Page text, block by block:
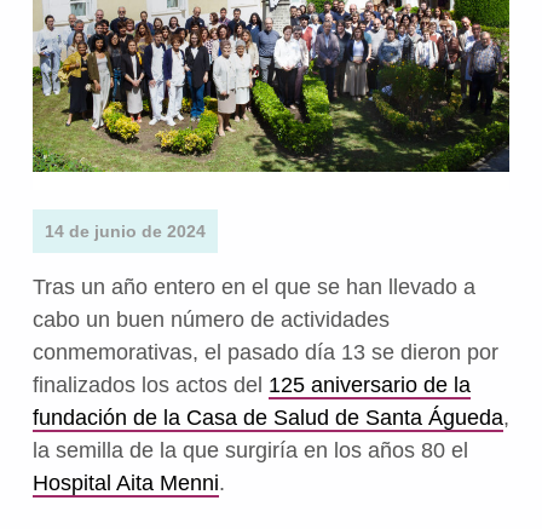
14 de junio de 2024
Tras un año entero en el que se han llevado a
cabo un buen número de actividades
conmemorativas, el pasado día 13 se dieron por
finalizados los actos del 125 aniversario de la
fundación de la Casa de Salud de Santa Águeda,
la semilla de la que surgiría en los años 80 el
Hospital Aita Menni.